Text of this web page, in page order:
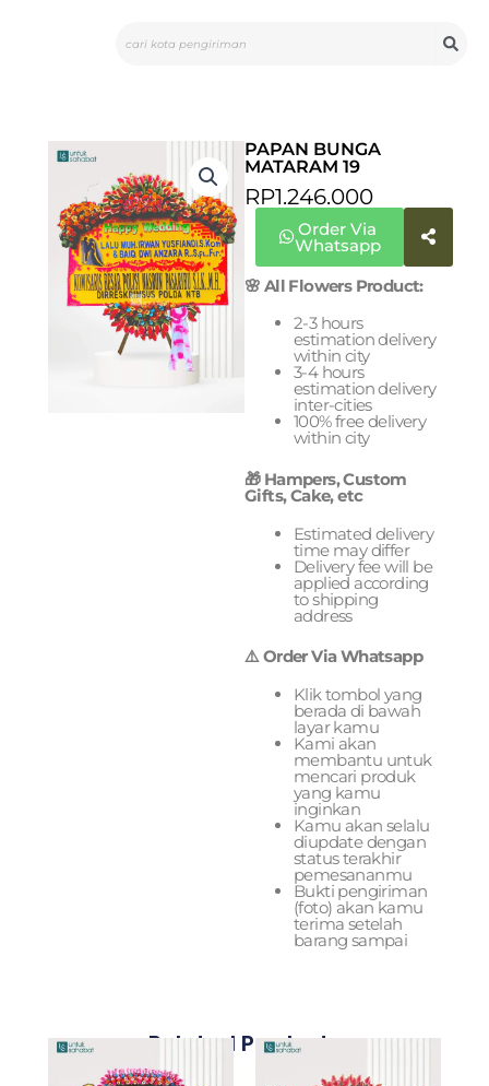
PAPAN BUNGA
MATARAM 19
RP1.246.000
Order Via
Whatsapp
🌸 All Flowers Product:
2-3 hours
estimation delivery
within city
3-4 hours
estimation delivery
inter-cities
100% free delivery
within city
🎁 Hampers, Custom
Gifts, Cake, etc
Estimated delivery
time may differ
Delivery fee will be
applied according
to shipping
address
⚠️ Order Via Whatsapp
Klik tombol yang
berada di bawah
layar kamu
Kami akan
membantu untuk
mencari produk
yang kamu
inginkan
Kamu akan selalu
diupdate dengan
status terakhir
pemesananmu
Bukti pengiriman
(foto) akan kamu
terima setelah
barang sampai
Related Products